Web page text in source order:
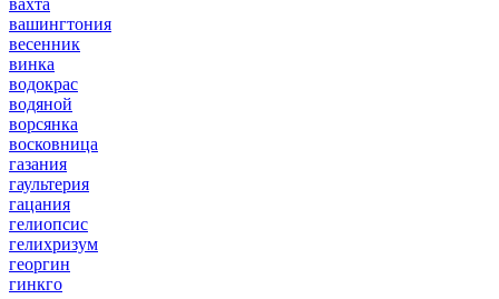
вахта
вашингтония
весенник
винка
водокрас
водяной
ворсянка
восковница
газания
гаультерия
гацания
гелиопсис
гелихризум
георгин
гинкго